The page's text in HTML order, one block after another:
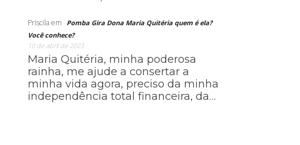
Priscila em
Pomba Gira Dona Maria Quitéria quem é ela?
Você conhece?
10 de abril de 2023
Maria Quitéria, minha poderosa
rainha, me ajude a consertar a
minha vida agora, preciso da minha
independência total financeira, da…